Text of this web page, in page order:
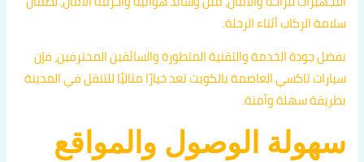
سلامة الركاب أثناء الرحلة.
بفضل جودة الخدمة والتقنية المتطورة والسائقين المحترفين، فإن
سيارات تاكسي العاصمة بالكويت تعد خيارًا مثاليًا للتنقل في المدينة
بطريقة سهلة وآمنة.
سهولة الوصول والمواقع